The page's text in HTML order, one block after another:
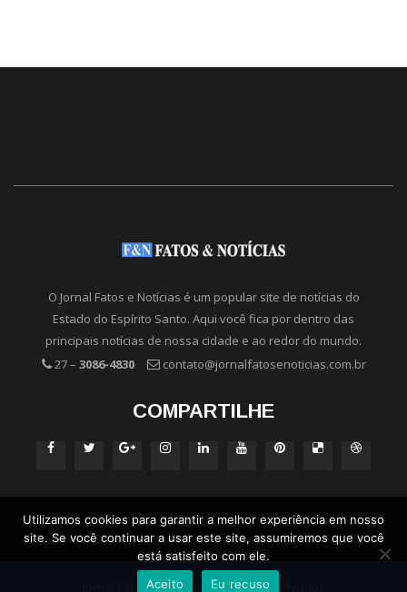
O Jornal Fatos e Notícias é um popular site de notícias do
Estado do Espírito Santo. Aqui você fica por dentro das
principais notícias de nossa cidade e ao redor do mundo.
27 – 3086-4830 contato@jornalfatosenoticias.com.br
COMPARTILHE
Jornal Fatos e Notícias - Direitos Reservados
Utilizamos cookies para garantir a melhor experiência em nosso
site. Se você continuar a usar este site, assumiremos que você
está satisfeito com ele.
Aceito
Eu recuso